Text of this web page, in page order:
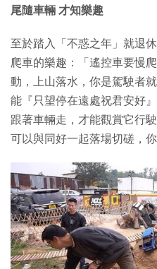
尾隨車輛 才知樂趣
至於踏入「不惑之年」就退
爬車的樂趣：「遙控車要慢
動，上山落水，你是駕駛者
能『只望停在遠處祝君安好
跟著車輛走，才能觀賞它行
可以與同好一起落場切磋，